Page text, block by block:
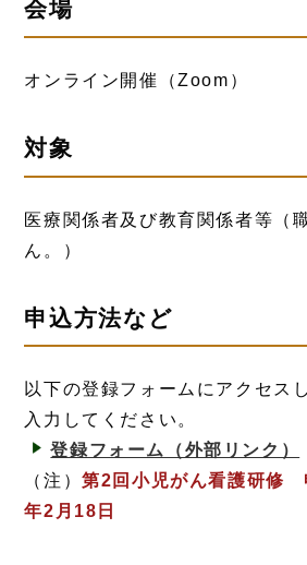
会場
オンライン開催（Zoom）
対象
医療関係者及び教育関係者等（
ん。）
申込方法など
以下の登録フォームにアクセス
入力してください。
登録フォーム
（外部リンク）
（注）第2回小児がん看護研修
年2月18日